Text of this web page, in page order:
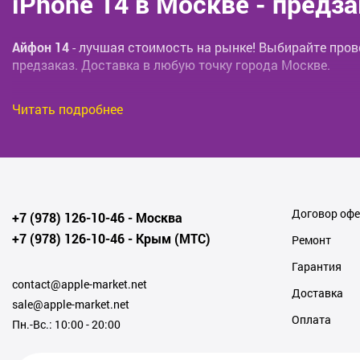
Айфон 14- лучшая стоимость на рынке! Выбирайте
предзаказ. Доставка в любую точку города Москве.
iPhone 14 - цена , которая
Многие поклонники бренда Эпл знают, что каждый
Читать подробнее
+7 (978) 126-10-46- Москва
+7 (978) 126-10-46- Крым (МТС)
contact@apple-market.net
sale@apple-market.net
Пн.-Вс.: 10:00 - 20:00
Договор
Ремонт
Гарантия
Доставка
Оплата